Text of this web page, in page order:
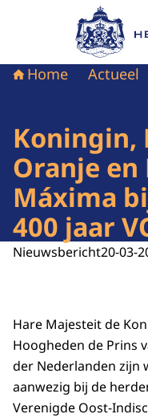
Naar de
Home Actueel
Koningin,
Oranje en
Máxima
400 jaar
Nieuwsbericht20-03-
Hare Majesteit de
Hoogheden de Prins
der Nederlanden zijn
aanwezig bij de
Verenigde Oost-